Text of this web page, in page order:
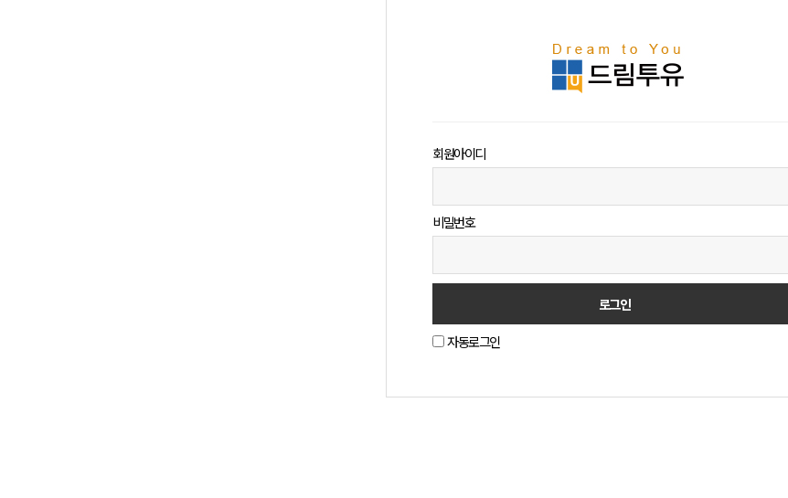
회원아이디
비밀번호
자동로그인